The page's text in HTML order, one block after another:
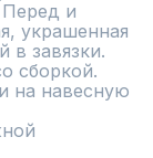
Перед и
украшенная
в завязки.
сборкой.
на навесную